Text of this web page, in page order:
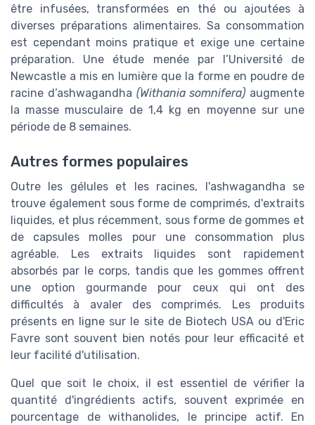
être infusées, transformées en thé ou ajoutées à
diverses préparations alimentaires. Sa consommation
est cependant moins pratique et exige une certaine
préparation. Une étude menée par l’Université de
Newcastle a mis en lumière que la forme en poudre de
racine d’ashwagandha (Withania somnifera) augmente
la masse musculaire de 1,4 kg en moyenne sur une
période de 8 semaines.
Autres formes populaires
Outre les gélules et les racines, l'ashwagandha se
trouve également sous forme de comprimés, d'extraits
liquides, et plus récemment, sous forme de gommes et
de capsules molles pour une consommation plus
agréable. Les extraits liquides sont rapidement
absorbés par le corps, tandis que les gommes offrent
une option gourmande pour ceux qui ont des
difficultés à avaler des comprimés. Les produits
présents en ligne sur le site de Biotech USA ou d'Eric
Favre sont souvent bien notés pour leur efficacité et
leur facilité d'utilisation.
Quel que soit le choix, il est essentiel de vérifier la
quantité d'ingrédients actifs, souvent exprimée en
pourcentage de withanolides, le principe actif. En